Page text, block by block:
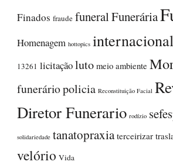
Finados fraude funeralFunerária
Homenagem hottopics internacional
13261 licitaçãoluto meio ambiente
funeráriopolicia Reconstituição Facial
Diretor Funerario rodízio
solidariedade tanatopraxia terceirizar
velório Vida